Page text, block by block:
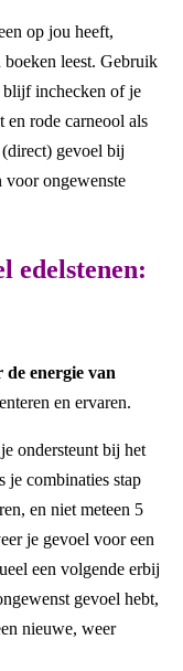
op jou heeft,
leest. Gebruik
blijf inchecken of je
en rode carneool als
gevoel bij
voor ongewenste
edelstenen:
de energie van
en ervaren.
je ondersteunt bij het
je combinaties stap
en niet meteen 5
je gevoel voor een
een volgende erbij
gevoel hebt,
nieuwe, weer